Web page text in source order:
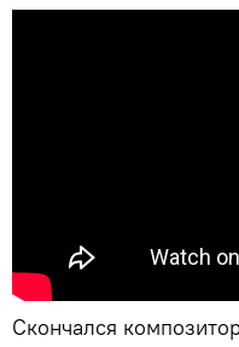
Скончался